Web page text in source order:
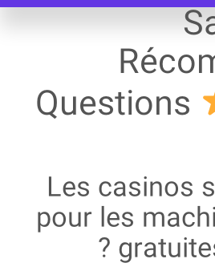
Questions
Les casinos
pour les